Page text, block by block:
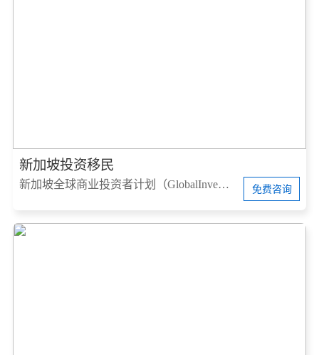
新加坡投资移民
新加坡全球商业投资者计划（GlobalInvestorProgram，简称GIP） 免费咨询